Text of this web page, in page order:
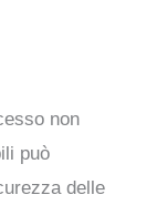
non
può
delle